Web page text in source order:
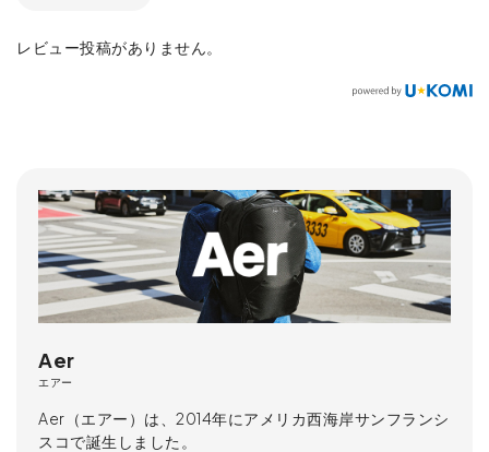
レビュー投稿がありません。
Aer
エアー
Aer（エアー）は、2014年にアメリカ西海岸サンフランシ
スコで誕生しました。